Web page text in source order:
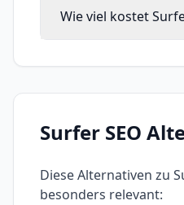
Wie viel kostet
Surfer SEO
Diese Alternativen zu
besonders relevant: